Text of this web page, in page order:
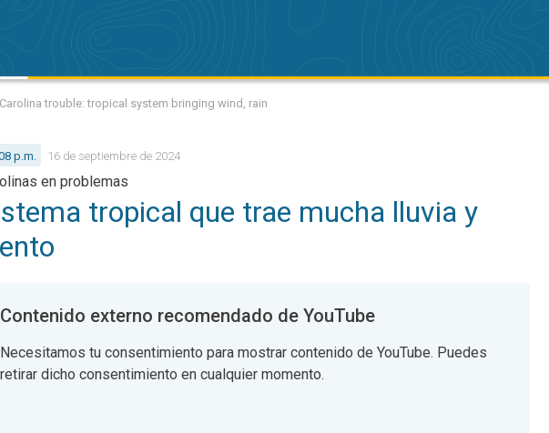
Carolina trouble: tropical system bringing wind, rain
p.m. 16 de septiembre de 2024
en problemas
tropical que trae mucha lluvia y
Contenido externo recomendado de YouTube
Necesitamos tu consentimiento para mostrar contenido de YouTube. Puedes
retirar dicho consentimiento en cualquier momento.